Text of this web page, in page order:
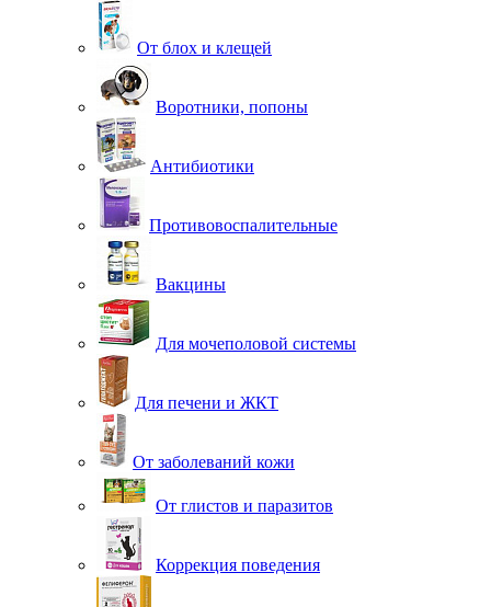
От блох и клещей
Воротники, попоны
Антибиотики
Противовоспалительные
Вакцины
Для мочеполовой системы
Для печени и ЖКТ
От заболеваний кожи
От глистов и паразитов
Коррекция поведения